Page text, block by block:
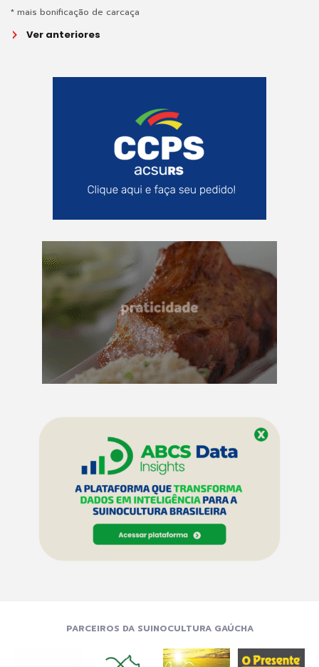
* mais bonificação de carcaça
Ver anteriores
PARCEIROS DA SUINOCULTURA GAÚCHA